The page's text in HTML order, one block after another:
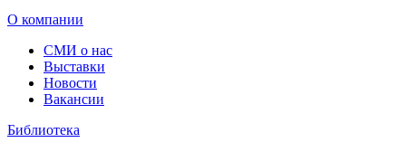
О компании
СМИ о нас
Выставки
Новости
Вакансии
Библиотека